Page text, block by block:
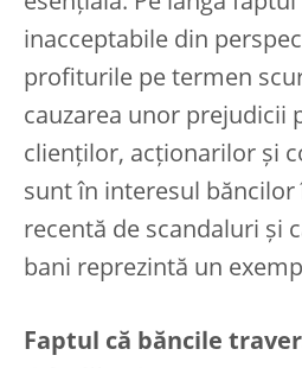
inacceptabile din
profiturile pe termen
cauzarea unor prejudicii
clienților, acționarilor și
sunt în interesul băncilor
recentă de scandaluri și
bani reprezintă un
Faptul că băncile